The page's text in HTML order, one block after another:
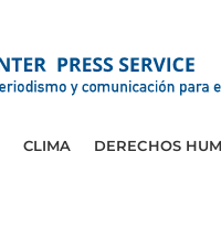
CLIMA DERECHOS